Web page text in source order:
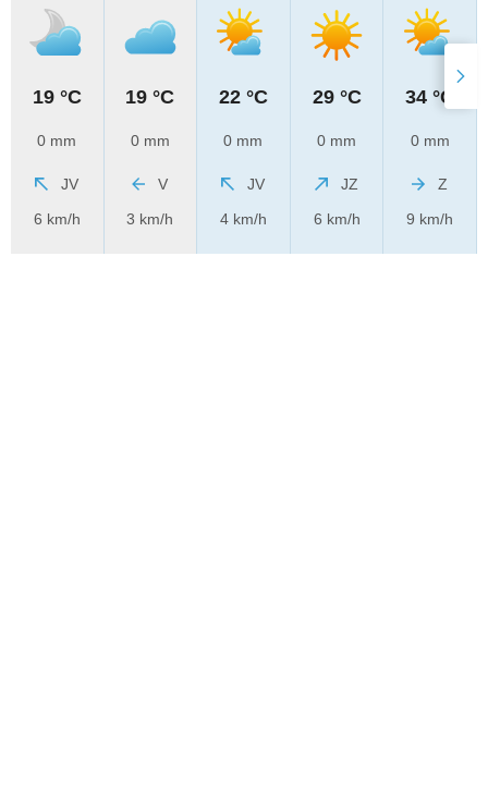
19 °C
0 mm
JV
6 km/h
19 °C
0 mm
V
3 km/h
22 °C
0 mm
JV
4 km/h
29 °C
0 mm
JZ
6 km/h
34 °C
0 mm
Z
9 km/h